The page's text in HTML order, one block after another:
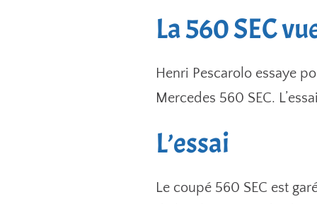
La 560 SEC
Henri Pescarolo essaye
Mercedes 560 SEC.
L’essai
Le coupé 560 SEC est